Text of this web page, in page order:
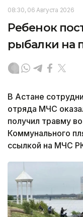
08:30, 06 Августа 2026
Ребенок
рыбалки на
В Астане
отряда МЧС
получил травму
Коммунального
ссылкой на МЧС